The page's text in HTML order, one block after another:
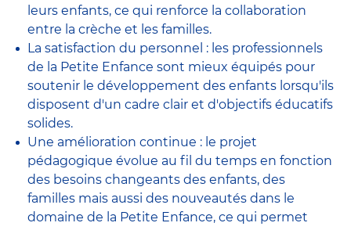
leurs enfants, ce qui renforce la collaboration
entre la crèche et les familles.
La satisfaction du personnel : les professionnels
de la Petite Enfance sont mieux équipés pour
soutenir le développement des enfants lorsqu'ils
disposent d'un cadre clair et d'objectifs éducatifs
solides.
Une amélioration continue : le projet
pédagogique évolue au fil du temps en fonction
des besoins changeants des enfants, des
familles mais aussi des nouveautés dans le
domaine de la Petite Enfance, ce qui permet